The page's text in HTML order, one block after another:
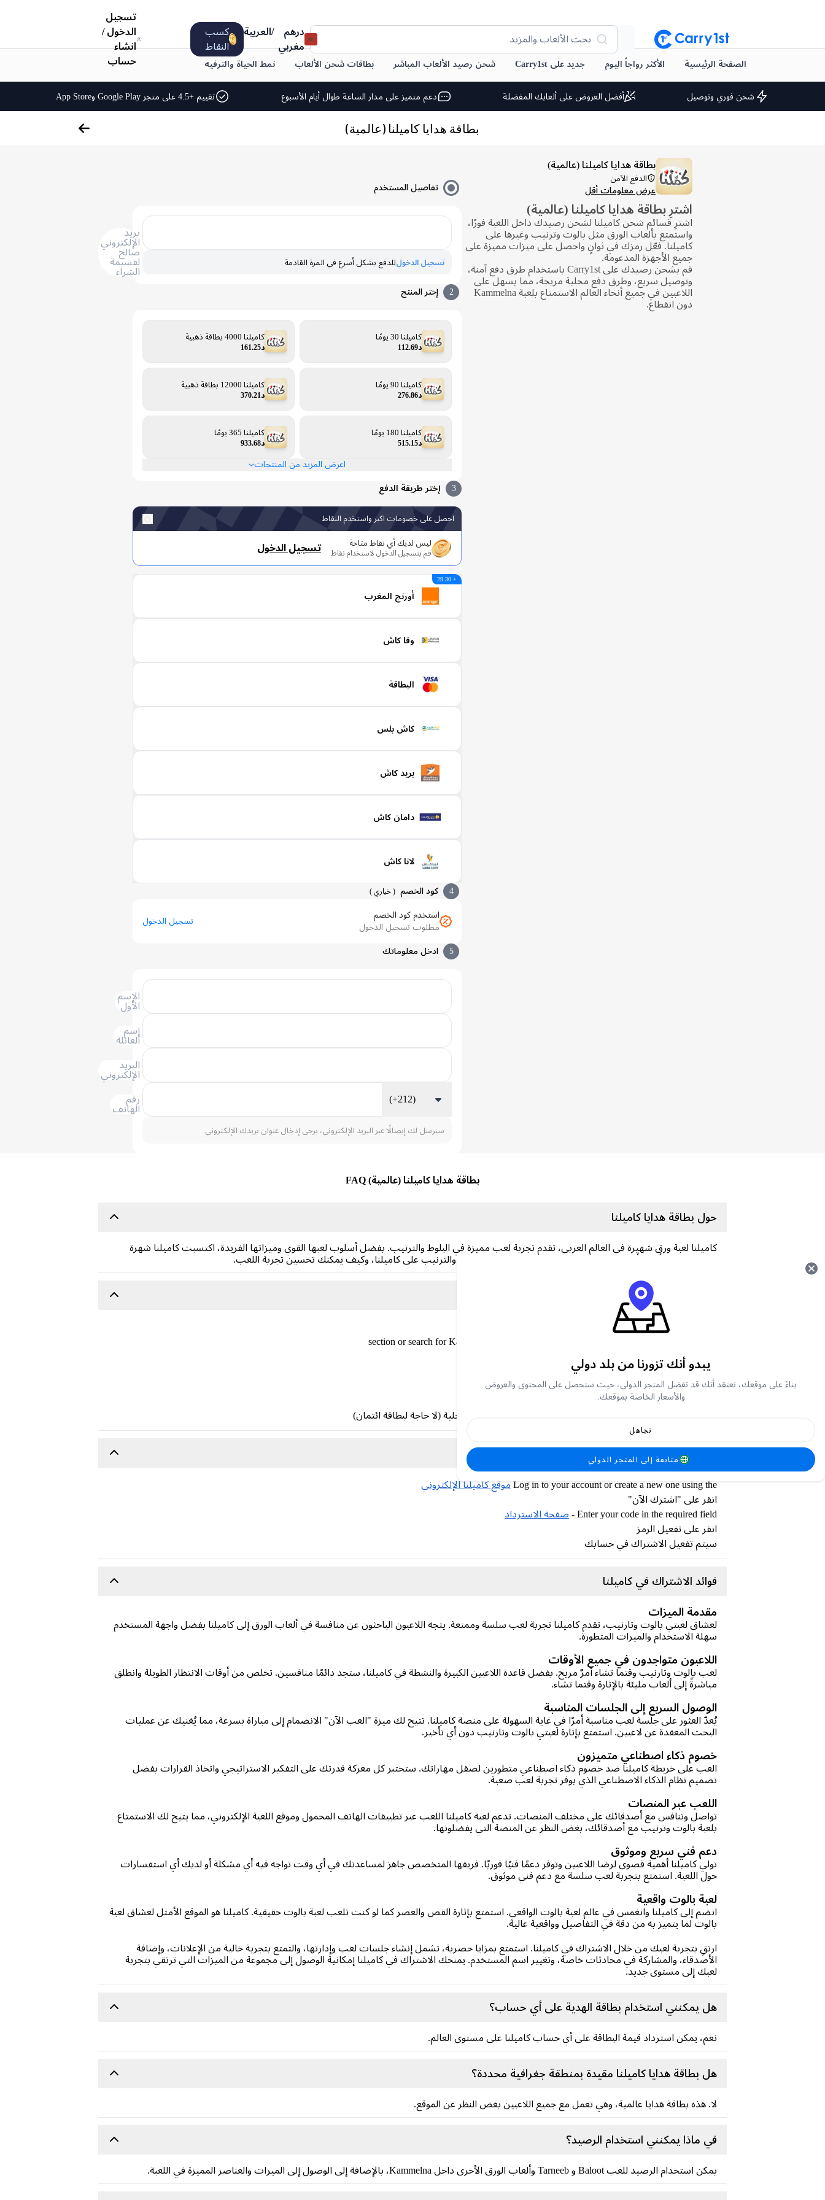
بحث الألعاب والمزيد
درهم
مغربي
/ العربية
كسب
النقاط
تسجيل
الدخول/
انشاء
حساب
الصفحة الرئيسية الأكثر رواجاً اليوم جديد على Carry1st شحن رصيد الألعاب المباشر بطاقات شحن الألعاب نمط الحياة والترفيه
شحن فوري وتوصيل أفضل العروض على ألعابك المفضلة دعم متميز على مدار الساعة طوال أيام الأسبوع تقييم +4.5 على متجر Google Play وApp Store
بطاقة هدايا كاميلنا (عالمية)
بطاقة هدايا كاميلنا (عالمية)
الدفع الآمن
عرض معلومات أقل
اشترِ بطاقة هدايا كاميلنا (عالمية)
اشترِ قسائم شحن كاميلنا لشحن رصيدك داخل اللعبة فورًا،
واستمتع بألعاب الورق مثل بالوت وترنيب وغيرها على
كاميلنا. فعّل رمزك في ثوانٍ واحصل على ميزات مميزة على
جميع الأجهزة المدعومة.
قم بشحن رصيدك على Carry1st باستخدام طرق دفع آمنة،
وتوصيل سريع، وطرق دفع محلية مريحة، مما يسهل على
اللاعبين في جميع أنحاء العالم الاستمتاع بلعبة Kammelna
دون انقطاع.
تفاصيل المستخدم
بريد
الإلكتروني
صالح
لقسيمة
الشراء
تسجيل الدخولللدفع بشكل أسرع في المرة القادمة
2 إختر المنتج
كاميلنا 30 يومًا
د112.69
كاميلنا 4000 بطاقة ذهبية
د161.25
كاميلنا 90 يومًا
د276.86
كاميلنا 12000 بطاقة ذهبية
د370.21
كاميلنا 180 يومًا
د515.15
كاميلنا 365 يومًا
د933.68
اعرض المزيد من المنتجات
3 إختر طريقة الدفع
احصل على خصومات اكبر واستخدم النقاط
ليس لديك أي نقاط متاحة
قم بتسجيل الدخول لاستخدام نقاط تسجيل الدخول
أورنج المغرب
+ 29.30
وفا كاش
البطاقة
كاش بلس
بريد كاش
دامان كاش
لانا كاش
4 كود الخصم ( خياري )
استخدم كود الخصم
مطلوب تسجيل الدخول
تسجيل الدخول
5 ادخل معلوماتك
الإسم
الأول
إسم
العائلة
البريد
الإلكتروني
رقم
الهاتف
(+212)
سنرسل لك إيصالًا عبر البريد الإلكتروني، يرجى إدخال عنوان بريدك الإلكتروني.
بطاقة هدايا كاميلنا (عالمية) FAQ
حول بطاقة هدايا كاميلنا
كاميلنا لعبة ورق شهيرة في العالم العربي، تقدم تجربة لعب مميزة في البلوط والترنيب. بفضل أسلوب لعبها القوي وميزاتها الفريدة، اكتسبت كاميلنا شهرة
واسعة كإحدى أشهر ألعاب الورق. دعونا نستكشف مزايا لعب البلوط والترنيب على كاميلنا، وكيف يمكنك تحسين تجربة اللعب.
كيفية شراء قسيمة بطاقة هدايا كاميلنا من متجر Carry1st
بطاقة هدايا مختارة من كاميلنا
اختر باقة بطاقة هدايا كاميلنا التي ترغب في شرائها
أدخل عنوان بريدك الالكتروني
أضف كمية مشترياتك
اشترِ بطاقة هدايا كاميلنا الخاصة بك من خلال طرق الدفع الآمنة المحلية (لا حاجة لبطاقة ائتمان)
كيفية استرداد قيمة بطاقة هدايا كاميلنا؟
Log in to your account or create a new one using the موقع كاميلنا الإلكتروني
انقر على "اشترك الآن"
Enter your code in the required field -
صفحة الاسترداد
انقر على تفعيل الرمز
سيتم تفعيل الاشتراك في حسابك
فوائد الاشتراك في كاميلنا
مقدمة الميزات
لعشاق لعبتي بالوت وتارنيب، تقدم كاميلنا تجربة لعب سلسة وممتعة. يتجه اللاعبون الباحثون عن منافسة في ألعاب الورق إلى كاميلنا بفضل واجهة المستخدم
سهلة الاستخدام والميزات المتطورة.
اللاعبون متواجدون في جميع الأوقات
لعب بالوت وتارنيب وقتما تشاء أمرٌ مريح. بفضل قاعدة اللاعبين الكبيرة والنشطة في كاميلنا، ستجد دائمًا منافسين. تخلص من أوقات الانتظار الطويلة وانطلق
مباشرةً إلى ألعاب مليئة بالإثارة وقتما تشاء.
الوصول السريع إلى الجلسات المناسبة
يُعدّ العثور على جلسة لعب مناسبة أمرًا في غاية السهولة على منصة كاميلنا. تتيح لك ميزة "العب الآن" الانضمام إلى مباراة بسرعة، مما يُغنيك عن عمليات
البحث المعقدة عن لاعبين. استمتع بإثارة لعبتي بالوت وتارنيب دون أي تأخير.
خصوم ذكاء اصطناعي متميزون
العب على خريطة كاميلنا ضد خصوم ذكاء اصطناعي متطورين لصقل مهاراتك. ستختبر كل معركة قدرتك على التفكير الاستراتيجي واتخاذ القرارات بفضل
تصميم نظام الذكاء الاصطناعي الذي يوفر تجربة لعب صعبة.
اللعب عبر المنصات
تواصل وتنافس مع أصدقائك على مختلف المنصات. تدعم لعبة كاميلنا اللعب عبر تطبيقات الهاتف المحمول وموقع اللعبة الإلكتروني، مما يتيح لك الاستمتاع
بلعبة بالوت وترنيب مع أصدقائك، بغض النظر عن المنصة التي يفضلونها.
دعم فني سريع وموثوق
تولي كاميلنا أهمية قصوى لرضا اللاعبين وتوفر دعمًا فنيًا فوريًا. فريقها المتخصص جاهز لمساعدتك في أي وقت تواجه فيه أي مشكلة أو لديك أي استفسارات
حول اللعبة. استمتع بتجربة لعب سلسة مع دعم فني موثوق.
لعبة بالوت واقعية
انضم إلى كاميلنا وانغمس في عالم لعبة بالوت الواقعي. استمتع بإثارة القص والعصر كما لو كنت تلعب لعبة بالوت حقيقية. كاميلنا هو الموقع الأمثل لعشاق لعبة
بالوت لما يتميز به من دقة في التفاصيل وواقعية عالية.
ارتقِ بتجربة لعبك من خلال الاشتراك في كاميلنا. استمتع بمزايا حصرية، تشمل إنشاء جلسات لعب وإدارتها، والتمتع بتجربة خالية من الإعلانات، وإضافة
الأصدقاء، والمشاركة في محادثات خاصة، وتغيير اسم المستخدم. يمنحك الاشتراك في كاميلنا إمكانية الوصول إلى مجموعة من الميزات التي ترتقي بتجربة
لعبك إلى مستوى جديد.
هل يمكنني استخدام بطاقة الهدية على أي حساب؟
نعم، يمكن استرداد قيمة البطاقة على أي حساب كاميلنا على مستوى العالم.
هل بطاقة هدايا كاميلنا مقيدة بمنطقة جغرافية محددة؟
لا. هذه بطاقة هدايا عالمية، وهي تعمل مع جميع اللاعبين بغض النظر عن الموقع.
في ماذا يمكنني استخدام الرصيد؟
يمكن استخدام الرصيد للعب Baloot و Tarneeb وألعاب الورق الأخرى داخل Kammelna، بالإضافة إلى الوصول إلى الميزات والعناصر المميزة في اللعبة.
يبدو أنك تزورنا من بلد دولي
بناءً على موقعك، نعتقد أنك قد تفضل المتجر الدولي، حيث ستحصل على المحتوى والعروض
والأسعار الخاصة بموقعك.
تجاهل
متابعة إلى المتجر الدولي